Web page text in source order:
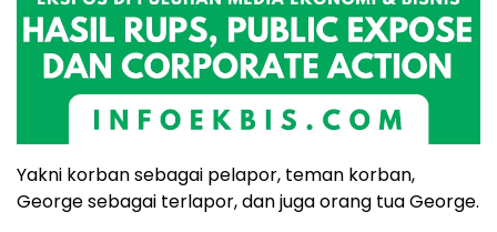
Yakni korban sebagai pelapor, teman korban,
George sebagai terlapor, dan juga orang tua George.